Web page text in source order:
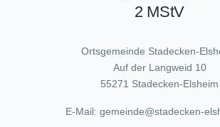
2 MStV
Ortsgemeinde Stadecken-
Auf der Langweid 10
55271 Stadecken-Elsheim
E-Mail: gemeinde@stadecken-